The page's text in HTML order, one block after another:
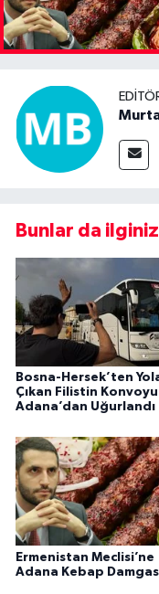
Bunlar da
Bosna-Hersek’ten
Çıkan Filistin Konvoyu
Adana’dan Uğurlandı
Ermenistan Meclisi’ne
Adana Kebap